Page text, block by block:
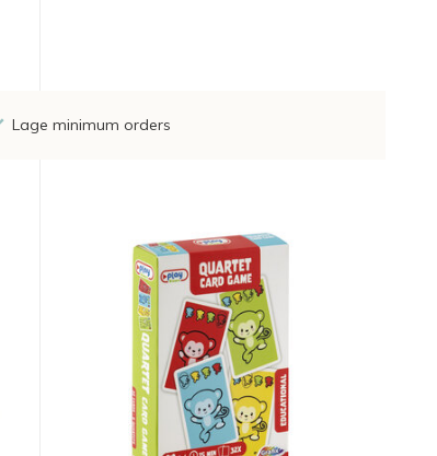
Lage minimum orders